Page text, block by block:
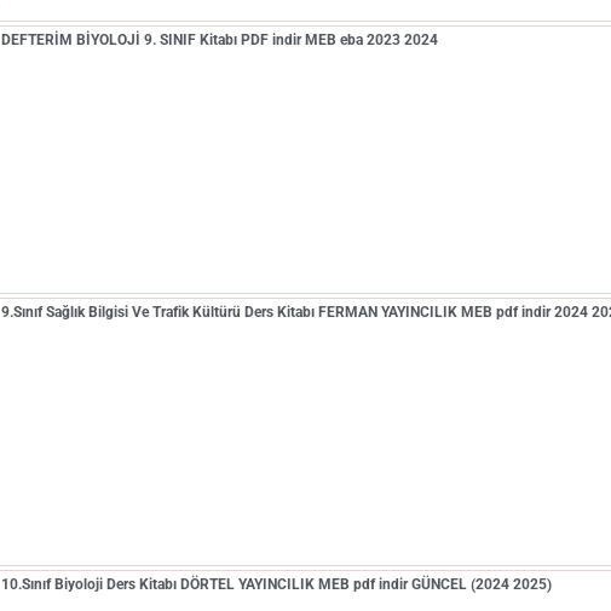
DEFTERİM BİYOLOJİ 9. SINIF Kitabı PDF indir MEB eba 2023 2024
9.Sınıf Sağlık Bilgisi Ve Trafik Kültürü Ders Kitabı FERMAN YAYINCILIK MEB pdf indir 2024
10.Sınıf Biyoloji Ders Kitabı DÖRTEL YAYINCILIK MEB pdf indir GÜNCEL (2024 2025)